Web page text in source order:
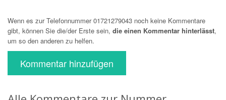
Wenn es zur Telefonnummer 01721279043 noch keine Kommentare
gibt, können Sie die/der Erste sein, die einen Kommentar hinterlässt,
um so den anderen zu helfen.
Kommentar hinzufügen